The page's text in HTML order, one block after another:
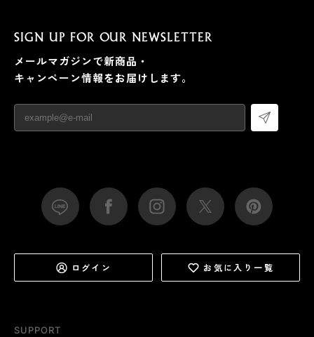
SUPPORT
SIGN UP FOR OUR NEWSLETTER
メールマガジンで新商品・
キャンペーン情報をお届けします。
ログイン お気に入り一覧